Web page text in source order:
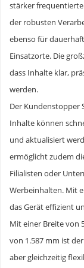
stärker
der robusten
ebenso für
Einsatzorte. Die
dass Inhalte klar,
werden.
Der Kundenstopper
Inhalte können
und aktualisiert
ermöglicht zudem
Filialisten oder
Werbeinhalten. Mit
das Gerät effizient
Mit einer Breite von
von 1.587 mm ist
aber gleichzeitig